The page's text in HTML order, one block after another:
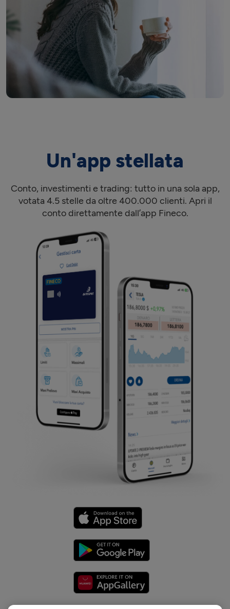
Un'app stellata
Conto, investimenti e trading: tutto in una sola app,
votata 4.5 stelle da oltre 400.000 clienti. Apri il
conto direttamente dall’app Fineco.